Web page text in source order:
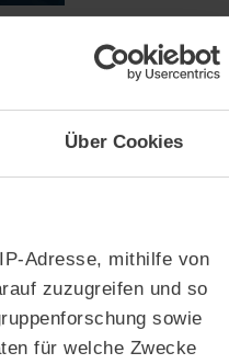
Über Cookies
Adresse, mithilfe von
zuzugreifen und so
sowie
für welche Zwecke
werden